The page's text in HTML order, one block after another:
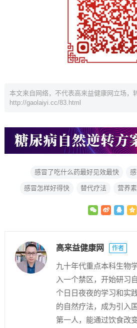
本文来自网络，不代表高来益健康网立场，
http://gaolaiyi.cc/83.html
感冒了吃什么药最好见效最快
感冒怎样好得快 替代疗法 营养
高来益健康网 作者
九十年代重点本科生物
入一个禁区，开始研习
个日日夜夜的学习和实
的自然疗法，成为引入
第一人，能通过饮食改